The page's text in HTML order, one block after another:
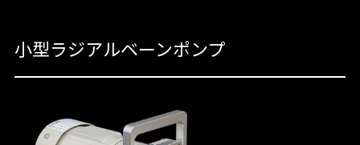
小型ラジアルベーンポンプ